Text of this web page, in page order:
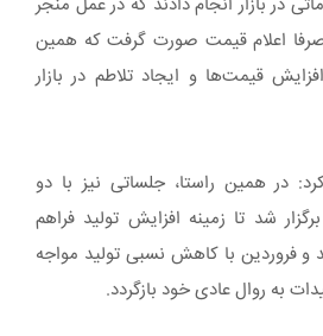
اعلام قیمت صورت گرفت که همین
قیمت‌ها و ایجاد تلاطم در بازار
در همین راستا، جلساتی نیز با دو
شد تا زمینه افزایش تولید فراهم
و فروردین با کاهش نسبی تولید مواجه
به روال عادی خود بازگردد.